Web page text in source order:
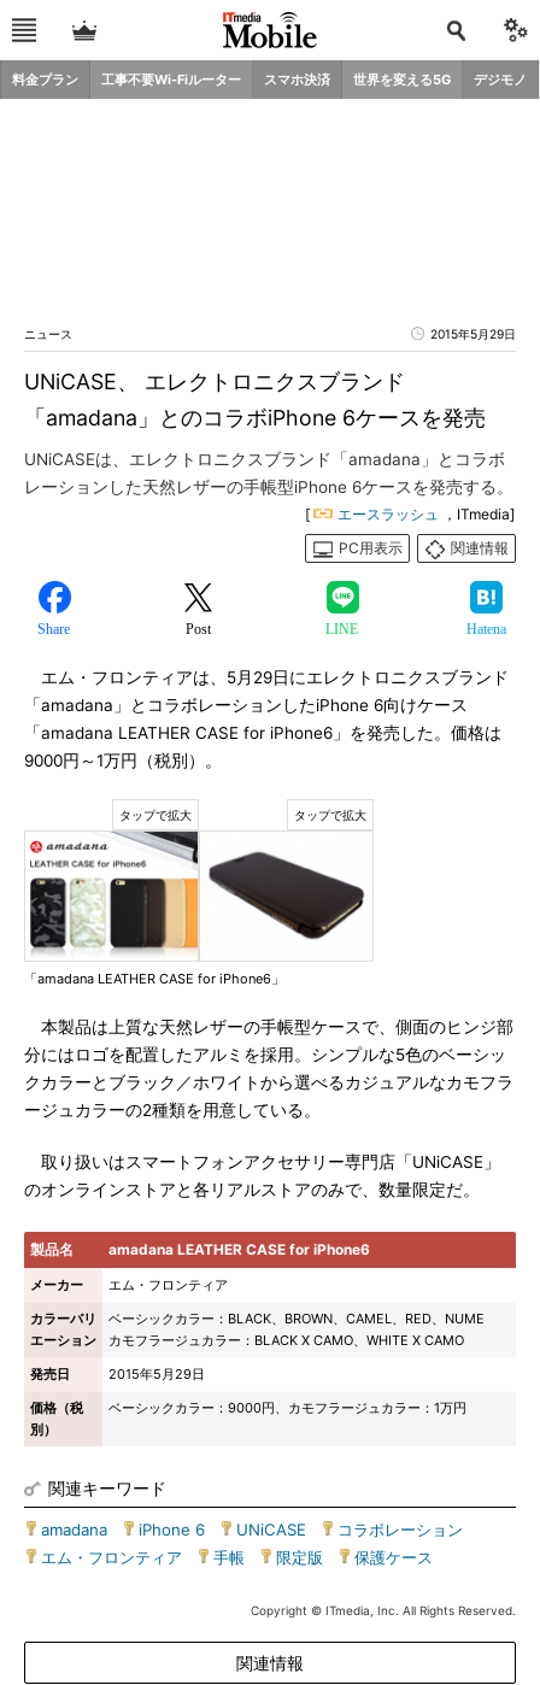
料金プラン 工事不要Wi-Fiルーター スマホ決済 世界を変える5G デジモノ
ニュース 2015年5月29日
UNiCASE、 エレクトロニクスブランド
「amadana」とのコラボiPhone 6ケースを発売
UNiCASEは、エレクトロニクスブランド「amadana」とコラボ
レーションした天然レザーの手帳型iPhone 6ケースを発売する。
[ エースラッシュ ，ITmedia]
PC用表示
関連情報
Share Post LINE Hatena
エム・フロンティアは、5月29日にエレクトロニクスブランド
「amadana」とコラボレーションしたiPhone 6向けケース
「amadana LEATHER CASE for iPhone6」を発売した。価格は
9000円～1万円（税別）。
「amadana LEATHER CASE for iPhone6」
本製品は上質な天然レザーの手帳型ケースで、側面のヒンジ部
分にはロゴを配置したアルミを採用。シンプルな5色のベーシッ
クカラーとブラック／ホワイトから選べるカジュアルなカモフラ
ージュカラーの2種類を用意している。
取り扱いはスマートフォンアクセサリー専門店「UNiCASE」
のオンラインストアと各リアルストアのみで、数量限定だ。
製品名 amadana LEATHER CASE for iPhone6
メーカー
エム・フロンティア
カラーバリ
エーション
ベーシックカラー：BLACK、BROWN、CAMEL、RED、NUME
カモフラージュカラー：BLACK X CAMO、WHITE X CAMO
発売日
2015年5月29日
価格（税
別）
ベーシックカラー：9000円、カモフラージュカラー：1万円
関連キーワード
amadana iPhone 6 UNiCASE コラボレーション
エム・フロンティア
手帳 限定版 保護ケース
Copyright © ITmedia, Inc. All Rights Reserved.
関連情報